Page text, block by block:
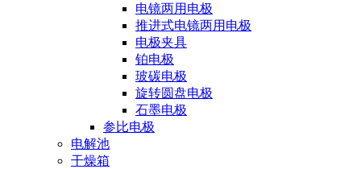
电镜两用电极
推进式电镜两用电极
电极夹具
铂电极
玻碳电极
旋转圆盘电极
石墨电极
参比电极
电解池
干燥箱